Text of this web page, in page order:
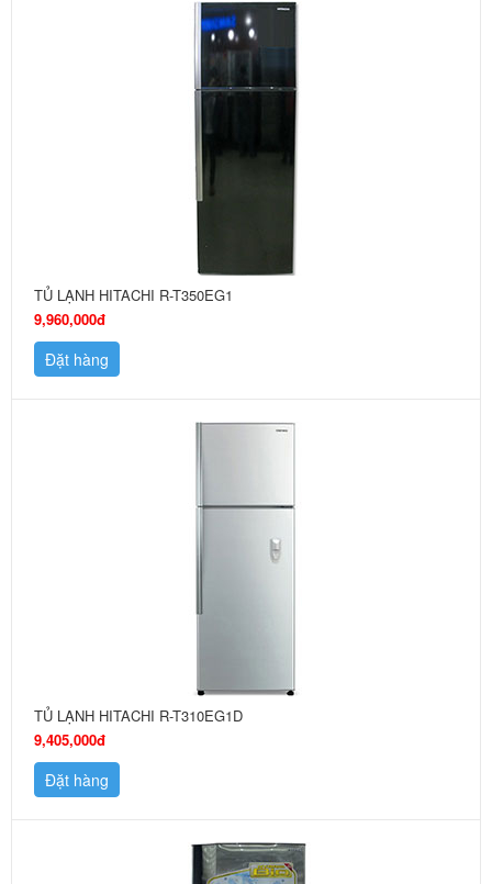
TỦ LẠNH HITACHI R-T350EG1
9,960,000đ
Đặt hàng
TỦ LẠNH HITACHI R-T310EG1D
9,405,000đ
Đặt hàng